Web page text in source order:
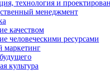
технология и
менеджмент
качеством
человеческими ресурсами
маркетинг
культура